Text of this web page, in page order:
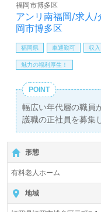
アンリ南福岡/求人
岡市博多区
福岡市博多区
福岡県 車通勤可 収
魅力の福利厚生！
POINT
幅広い年代層の職員
護職の正社員を募集
245,000円で、年2回
入を得られます。国
象とした求人で、南
し、車通勤も可能で
当施設は、全室個室
ープの一員として優
形態
有料老人ホーム
地域